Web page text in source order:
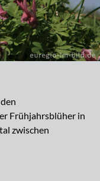
Frühjahrsblüher in
zwischen